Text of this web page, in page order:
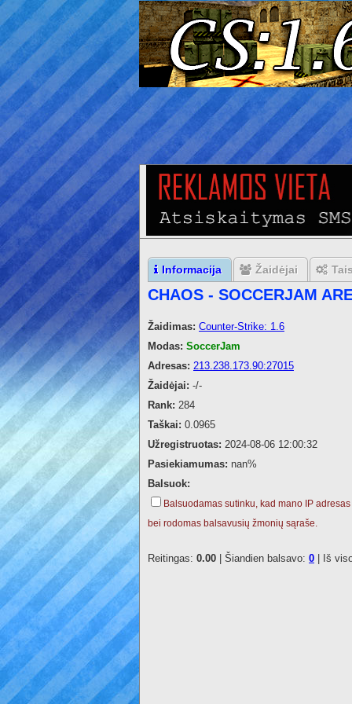
Informacija Žaidėjai
CHAOS - SOCCERJAM
Žaidimas: Counter-Strike: 1.6
Modas: SoccerJam
Adresas: 213.238.173.90:27015
Žaidėjai: -/-
Rank: 284
Taškai: 0.0965
Užregistruotas: 2024-08-06 12:00:32
Pasiekiamumas: nan%
Balsuok:
Balsuodamas sutinku, kad mano IP
bei rodomas balsavusių žmonių sąraše.
Reitingas: 0.00 | Šiandien balsavo: 0 | Iš